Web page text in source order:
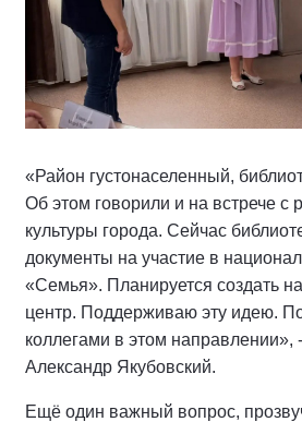
«Район густонаселенный,
Об этом говорили и на встрече с
культуры города. Сейчас
документы на участие в
«Семья». Планируется создать
центр. Поддерживаю эту идею.
коллегами в этом направлении»,
Александр Якубовский.
Ещё один важный вопрос,